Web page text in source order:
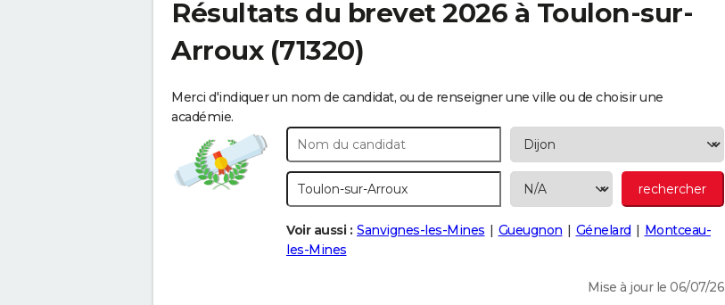
Résultats du brevet 2026 à Toulon-sur-
Arroux(71320)
Merci d'indiquer un nom de candidat, ou de renseigner une ville ou de choisir une
académie.
Voir aussi : Sanvignes-les-Mines Gueugnon Génelard
Montceau-
les-Mines
Mise à jour le 06/07/26